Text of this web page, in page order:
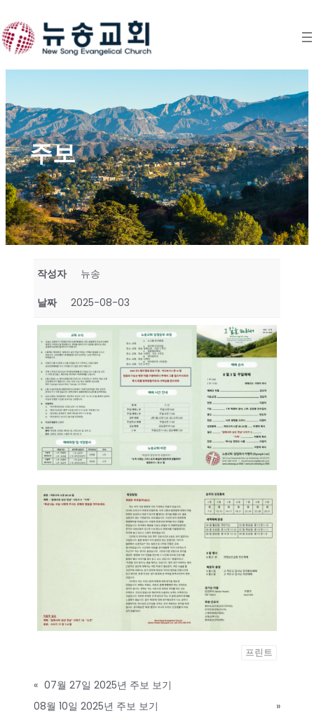
to
content
주보
작성자 뉴송
날짜 2025-08-03
프린트
« 07월 27일 2025년 주보 보기
08월 10일 2025년 주보 보기
»